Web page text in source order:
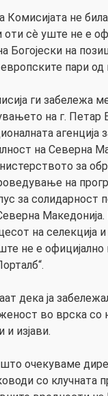
не
оти сè уште не е
Богојески на
пари од
ги забележа
на г. Петар
агенција
на Северна
за
на
за солидарност
на селекција и
не е
дека ја
во врска
и изјави.
што очекуваме
со клучната